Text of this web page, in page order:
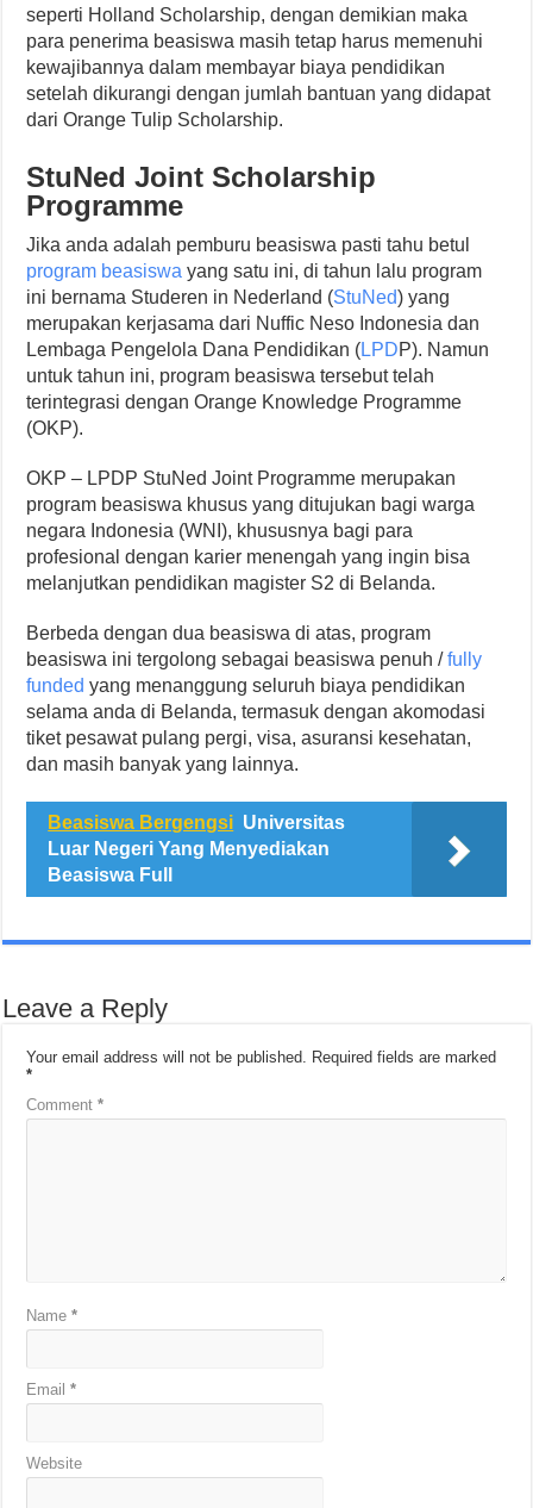
seperti Holland Scholarship, dengan demikian maka
para penerima beasiswa masih tetap harus memenuhi
kewajibannya dalam membayar biaya pendidikan
setelah dikurangi dengan jumlah bantuan yang didapat
dari Orange Tulip Scholarship.
StuNed Joint Scholarship
Programme
Jika anda adalah pemburu beasiswa pasti tahu betul
program beasiswa yang satu ini, di tahun lalu program
ini bernama Studeren in Nederland (StuNed) yang
merupakan kerjasama dari Nuffic Neso Indonesia dan
Lembaga Pengelola Dana Pendidikan (LPDP). Namun
untuk tahun ini, program beasiswa tersebut telah
terintegrasi dengan Orange Knowledge Programme
(OKP).
OKP – LPDP StuNed Joint Programme merupakan
program beasiswa khusus yang ditujukan bagi warga
negara Indonesia (WNI), khususnya bagi para
profesional dengan karier menengah yang ingin bisa
melanjutkan pendidikan magister S2 di Belanda.
Berbeda dengan dua beasiswa di atas, program
beasiswa ini tergolong sebagai beasiswa penuh /fully
funded yang menanggung seluruh biaya pendidikan
selama anda di Belanda, termasuk dengan akomodasi
tiket pesawat pulang pergi, visa, asuransi kesehatan,
dan masih banyak yang lainnya.
Beasiswa Bergengsi Universitas
Luar Negeri Yang Menyediakan
Beasiswa Full
Leave a Reply
Your email address will not be published. Required fields are marked
*
Comment*
Name*
Email*
Website